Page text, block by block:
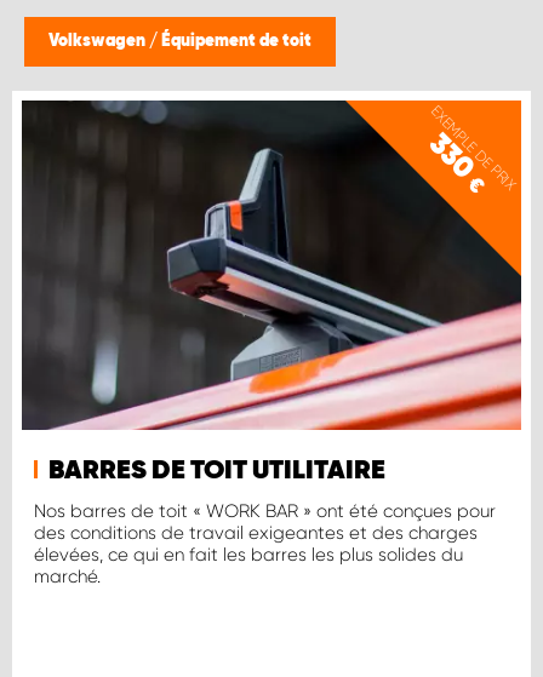
Volkswagen / Équipement de toit
EXEMPLE DE PRIX
330
€
BARRES DE TOIT UTILITAIRE
Nos barres de toit « WORK BAR » ont été conçues pour
des conditions de travail exigeantes et des charges
élevées, ce qui en fait les barres les plus solides du
marché.